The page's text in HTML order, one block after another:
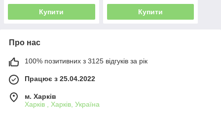
Купити Купити
Про нас
100% позитивних з 3125 відгуків за рік
Працює з 25.04.2022
м. Харків
Харків , Харків, Україна